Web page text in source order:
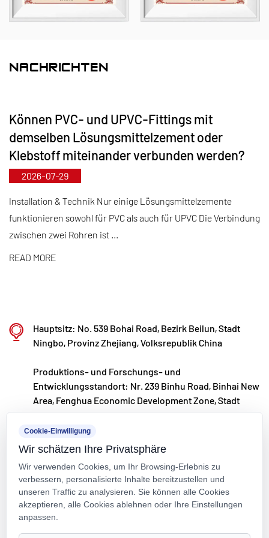
FRPP mit einer umfassenden Auswahl an Typen
erreichen, während Rohre und Formstücke bis zu
wahren.
Geleitet vom Grundsatz „Technologieorientiert, mit
der Zeit gehen“ stellt Kaixin jährlich fast 10
Millionen RMB für Forschung und Entwicklung
bereit. Wir stellen eine hervorragende
Produktqualität durch standardisierte
automatisierte Fertigung und strikte Beschaffung
importierter Rohstoffe sicher. Im Einklang mit
hochwertige Produkte „Made in China“ anzubieten.
Produktionsstandort Fenghua
Mit einer Gesamtinvestition von 200 Millionen RMB
hat Kaixin Ultra-Pure Pipe Technology (Ningbo) Co.,
Ltd. in Zusammenarbeit mit Universitäten und
Forschungsinstituten ein neues Materiallabor
eingerichtet, eine moderne Produktionsbasis
aufgebaut und acht vollautomatische
Produktionslinien für modifizierte Kunststoffe und
NACHRICHTEN
Können PVC- und UPVC-Fittings mit
demselben Lösungsmittelzement oder
Klebstoff miteinander verbunden werden?
2026-07-29
Installation & Technik Nur einige Lösungsmittelzemente
funktionieren sowohl für PVC als auch für UPVC Die Verbindung
zwischen zwei Rohren ist ...
READ MORE
Hauptsitz: No. 539 Bohai Road, Bezirk Beilun, Stadt
Ningbo, Provinz Zhejiang, Volksrepublik China
Produktions- und Forschungs- und
Entwicklungsstandort: Nr. 239 Binhu Road, Binhai New
Area, Fenghua Economic Development Zone, Stadt
Ningbo, Provinz Zhejiang, Volksrepublik China
+86-18067123177
Cookie-Einwilligung
Wir schätzen Ihre Privatsphäre
Wir verwenden Cookies, um Ihr Browsing-Erlebnis zu
verbessern, personalisierte Inhalte bereitzustellen und
unseren Traffic zu analysieren. Sie können alle Cookies
akzeptieren, alle Cookies ablehnen oder Ihre Einstellungen
anpassen.